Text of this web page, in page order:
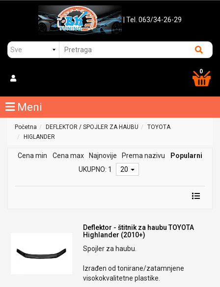
| Tel. 063/34-26-29
0
Meni
Početna DEFLEKTOR / SPOJLER ZA HAUBU
TOYOTA
HIGLANDER
Cena min Cena max Najnovije Prema nazivu
Popularni
UKUPNO: 1
20
Deflektor - štitnik za haubu TOYOTA
Highlander (2010+)
Spojler za haubu.
Izrađen od tonirane/zatamnjene
visokokvalitetne plastike.